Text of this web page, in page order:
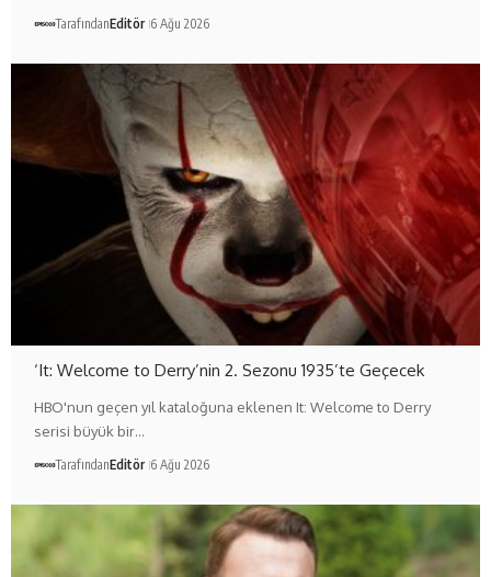
TarafındanEditör 6 Ağu 2026
‘It: Welcome to Derry’nin 2. Sezonu 1935’te Geçecek
HBO'nun geçen yıl kataloğuna eklenen It: Welcome to Derry
serisi büyük bir…
TarafındanEditör 6 Ağu 2026